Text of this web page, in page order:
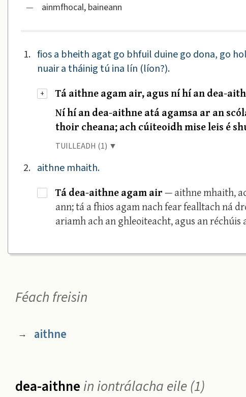
— ainmfhocal, baineann
1. fios a bheith agat go bhfuil duine go dona, go
nuair a tháinig tú ina lín (líon?).
+
Tá aithne agam air, agus ní hí an dea-
Ní hí an dea-aithne atá agamsa ar an
thoir cheana; ach cúiteoidh mise leis é
TUILLEADH (1) ▼
2. aithne mhaith.
Tá dea-aithne agam air— aithne mhaith,
ann; tá a fhios agam nach fear fealltach ná
ariamh ach an ghleoiteacht, agus an réchúis
Féach freisin
→ aithne
dea-aithne in iontrálacha eile (1)